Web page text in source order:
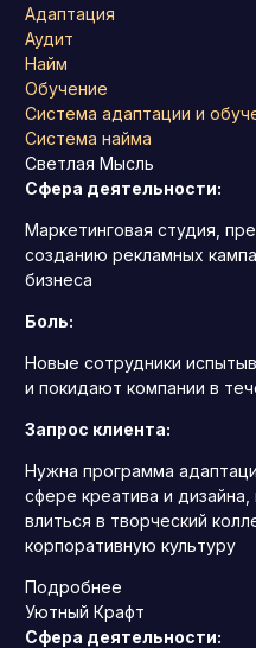
Адаптация
Аудит
Найм
Обучение
Система адаптации и
Система найма
Светлая Мысль
Сфера деятельности:
Маркетинговая студия,
созданию рекламных
бизнеса
Боль:
Новые сотрудники
и покидают компании в
Запрос клиента:
Нужна программа
сфере креатива и
влиться в творческий
корпоративную культуру
Подробнее
Уютный Крафт
Сфера деятельности: